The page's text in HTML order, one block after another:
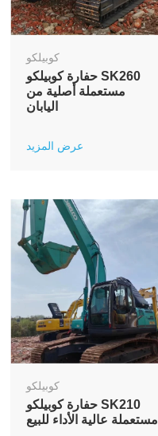
كوبيلكو
حفارة كوبيلكو SK260
مستعملة أصلية من
اليابان
عرض المزيد
كوبيلكو
حفارة كوبيلكو SK210
مستعملة عالية الأداء للبيع